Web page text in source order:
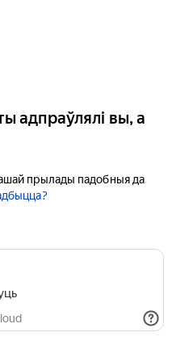
адпраўлялі вы, а
прылады падобныя да